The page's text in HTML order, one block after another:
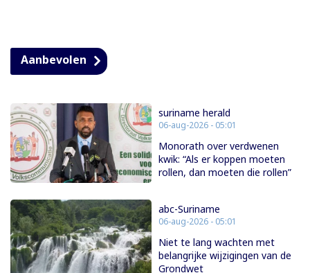
Aanbevolen
suriname herald
06-aug-2026 - 05:01
Monorath over verdwenen
kwik: “Als er koppen moeten
rollen, dan moeten die rollen”
abc-Suriname
06-aug-2026 - 05:01
Niet te lang wachten met
belangrijke wijzigingen van de
Grondwet